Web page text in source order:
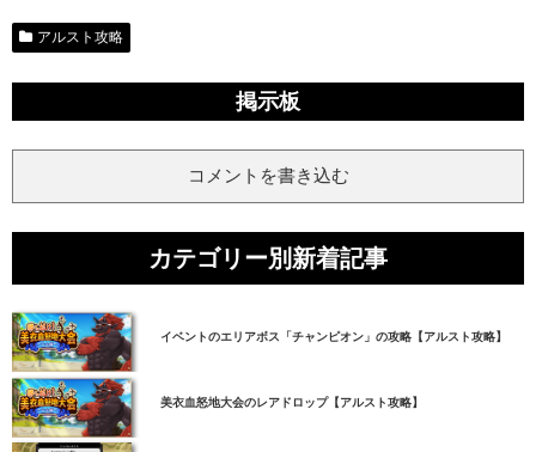
アルスト攻略
掲示板
コメントを書き込む
カテゴリー別新着記事
イベントのエリアボス「チャンピオン」の攻略【アルスト攻略】
美衣血怒地大会のレアドロップ【アルスト攻略】